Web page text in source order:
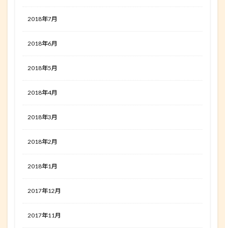
2018年7月
2018年6月
2018年5月
2018年4月
2018年3月
2018年2月
2018年1月
2017年12月
2017年11月